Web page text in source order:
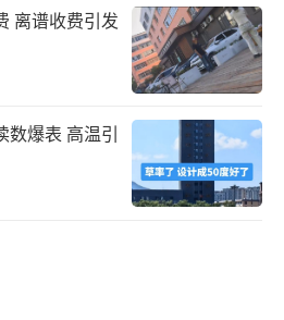
离谱收费引发
爆表 高温引